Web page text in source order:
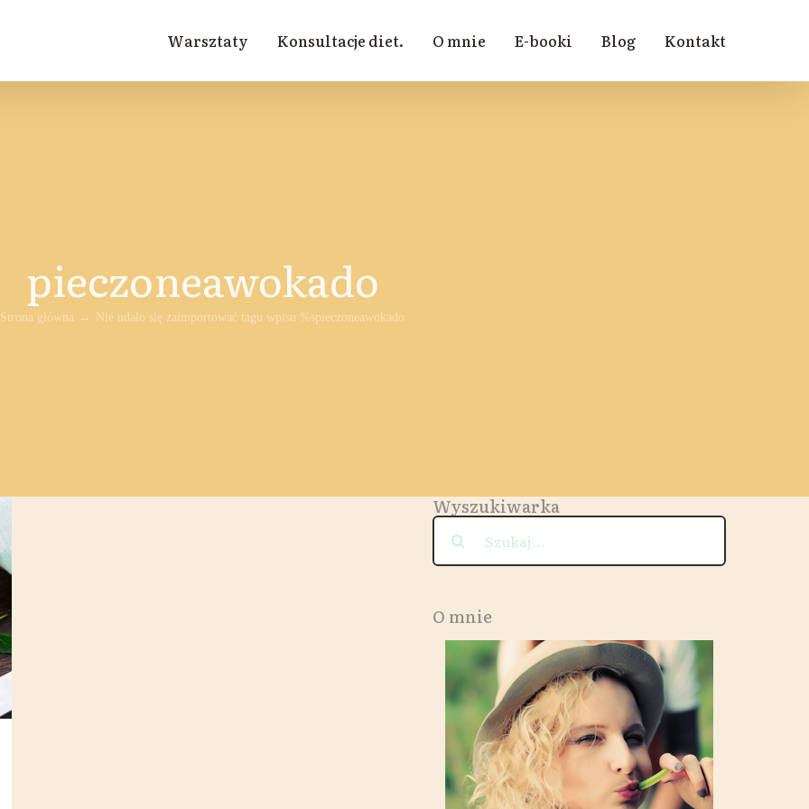
Warsztaty Konsultacje diet. O mnie E-booki Blog Kontakt
pieczoneawokado
Strona główna Nie udało się zaimportować tagu wpisu %spieczoneawokado
Wyszukiwarka
O mnie